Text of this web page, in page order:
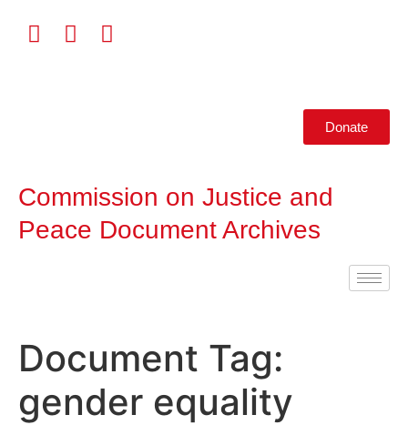
Donate
Commission on Justice and
Peace Document Archives
Document Tag:
gender equality